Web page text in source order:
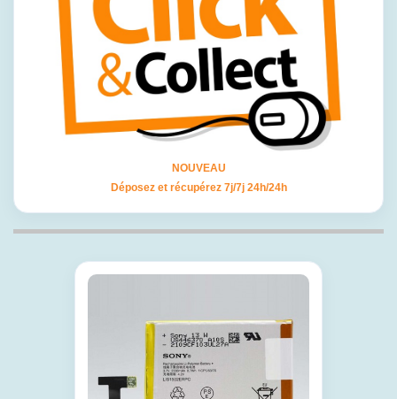
NOUVEAU
Déposez et récupérez 7j/7j 24h/24h